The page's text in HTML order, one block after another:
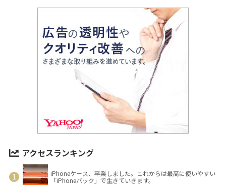
アクセスランキング
iPhoneケース、卒業しました。これからは最高に使いやすい
「iPhoneバック」で生きていきます。